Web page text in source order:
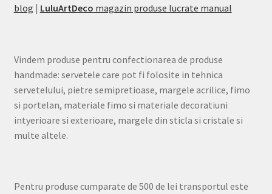
blog | LuluArtDeco magazin produse lucrate manual
Vindem produse pentru confectionarea de produse
handmade: servetele care pot fi folosite in tehnica
servetelului, pietre semipretioase, margele acrilice, fimo
si portelan, materiale fimo si materiale decoratiuni
intyerioare si exterioare, margele din sticla si cristale si
multe altele.
Pentru produse cumparate de 500 de lei transportul este